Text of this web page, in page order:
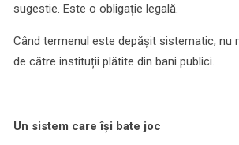
sugestie. Este o obligație legală.
Când termenul este depășit sistematic, nu
de către instituții plătite din bani publici.
Un sistem care își bate joc